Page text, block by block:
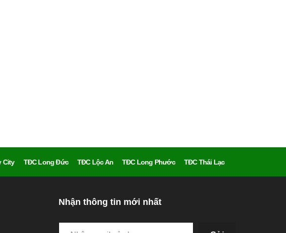
City TĐC Long Đức TĐC Lộc An TĐC Long Phước TĐC Thái Lạc
Nhận thông tin mới nhất